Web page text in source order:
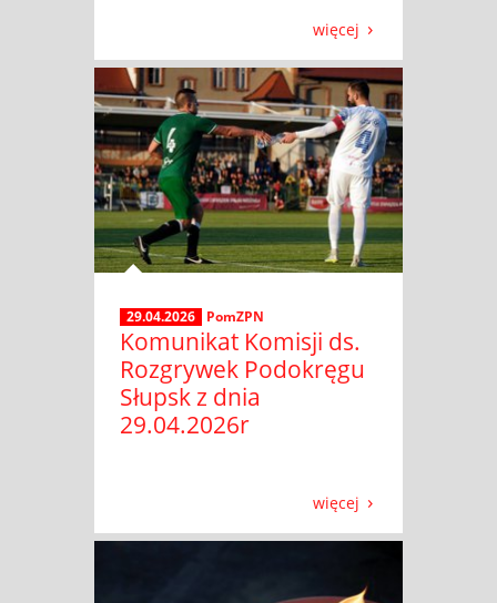
więcej
29.04.2026 PomZPN
Komunikat Komisji ds.
Rozgrywek Podokręgu
Słupsk z dnia
29.04.2026r
więcej